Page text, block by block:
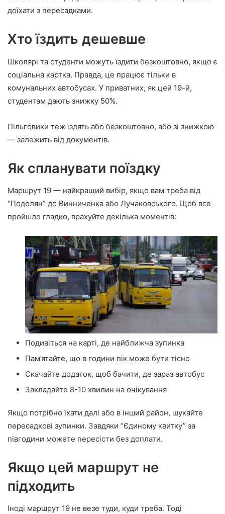
доїхати з пересадками.
Хто їздить дешевше
Школярі та студенти можуть їздити безкоштовно, якщо є
соціальна картка. Правда, це працює тільки в
комунальних автобусах. У приватних, як цей 19-й,
студентам дають знижку 50%.
Пільговики теж їздять або безкоштовно, або зі знижкою
— залежить від документів.
Як спланувати поїздку
Маршрут 19 — найкращий вибір, якщо вам треба від
“Подолян” до Винниченка або Лучаковського. Щоб все
пройшло гладко, врахуйте декілька моментів:
Подивіться на карті, де найближча зупинка
Пам’ятайте, що в години пік може бути тісно
Скачайте додаток, щоб бачити, де зараз автобус
Закладайте 8-10 хвилин на очікування
Якщо потрібно їхати далі або в інший район, шукайте
пересадкові зупинки. Завдяки “Єдиному квитку” за
півгодини можете пересісти без доплати.
Якщо цей маршрут не
підходить
Іноді маршрут 19 не везе туди, куди треба. Тоді